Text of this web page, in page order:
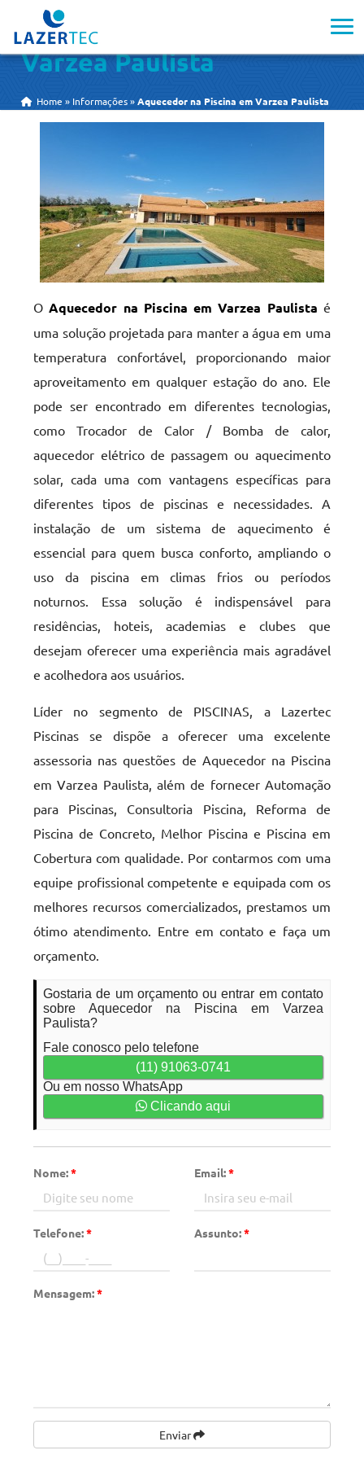
Aquecedor na Piscina em
Varzea Paulista
Home » Informações »Aquecedor na Piscina em Varzea Paulista
OAquecedor na Piscina em Varzea Paulista é
uma solução projetada para manter a água em uma
temperatura confortável, proporcionando maior
aproveitamento em qualquer estação do ano. Ele
pode ser encontrado em diferentes tecnologias,
como Trocador de Calor / Bomba de calor,
aquecedor elétrico de passagem ou aquecimento
solar, cada uma com vantagens específicas para
diferentes tipos de piscinas e necessidades. A
instalação de um sistema de aquecimento é
essencial para quem busca conforto, ampliando o
uso da piscina em climas frios ou períodos
noturnos. Essa solução é indispensável para
residências, hoteis, academias e clubes que
desejam oferecer uma experiência mais agradável
e acolhedora aos usuários.
Líder no segmento de PISCINAS, a Lazertec
Piscinas se dispõe a oferecer uma excelente
assessoria nas questões de Aquecedor na Piscina
em Varzea Paulista, além de fornecer Automação
para Piscinas, Consultoria Piscina, Reforma de
Piscina de Concreto, Melhor Piscina e Piscina em
Cobertura com qualidade. Por contarmos com uma
equipe profissional competente e equipada com os
melhores recursos comercializados, prestamos um
ótimo atendimento. Entre em contato e faça um
orçamento.
Gostaria de um orçamento ou entrar em contato
sobre Aquecedor na Piscina em Varzea
Paulista?
Fale conosco pelo telefone
(11) 91063-0741
Ou em nosso WhatsApp
Clicando aqui
Nome:* Email:*
Telefone:* Assunto:*
Mensagem:*
Enviar